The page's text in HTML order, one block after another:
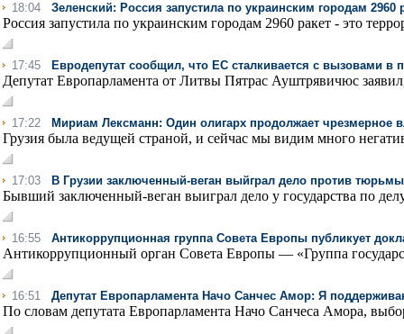
18:04 Зеленский: Россия запустила по украинским городам 2960
Россия запустила по украинским городам 2960 ракет - это
17:45 Евродепутат сообщил, что ЕC сталкивается с вызовами в
Депутат Европарламента от Литвы Пятрас Ауштрявичюс
17:22 Мириам Лексманн: Один олигарх продолжает чрезмерное
Грузия была ведущей страной, и сейчас мы видим много
17:03 В Грузии заключенный-веган выйграл дело против тюрьмы
Бывший заключенный-веган выиграл дело у государства по
16:55 Антикоррупционная группа Совета Европы публикует
Антикоррупционный орган Совета Европы — «Группа
16:51 Депутат Европарламента Начо Санчес Амор: Я
По словам депутата Европарламента Начо Санчеса Амора,